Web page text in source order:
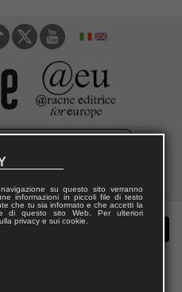
su questo sito verranno
informazioni in piccoli file di testo
che tu sia informato e che accetti la
di questo sito Web. Per ulteriori
privacy e sui cookie.